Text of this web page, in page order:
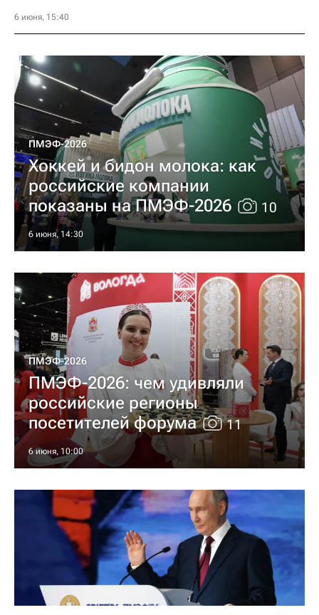
6 июня, 15:40
ПМЭФ-2026
Хоккей и бидон молока: как
российские компании
показаны на ПМЭФ-2026
10
6 июня, 14:30
ПМЭФ-2026
ПМЭФ-2026: чем удивляли
российские регионы
посетителей форума
11
6 июня, 10:00